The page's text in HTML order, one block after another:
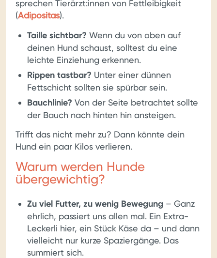
sprechen Tierärzt:innen von Fettleibigkeit
(Adipositas).
Taille sichtbar? Wenn du von oben auf
deinen Hund schaust, solltest du eine
leichte Einziehung erkennen.
Rippen tastbar? Unter einer dünnen
Fettschicht sollten sie spürbar sein.
Bauchlinie? Von der Seite betrachtet sollte
der Bauch nach hinten hin ansteigen.
Trifft das nicht mehr zu? Dann könnte dein
Hund ein paar Kilos verlieren.
Warum werden Hunde
übergewichtig?
Zu viel Futter, zu wenig Bewegung – Ganz
ehrlich, passiert uns allen mal. Ein Extra-
Leckerli hier, ein Stück Käse da – und dann
vielleicht nur kurze Spaziergänge. Das
summiert sich.